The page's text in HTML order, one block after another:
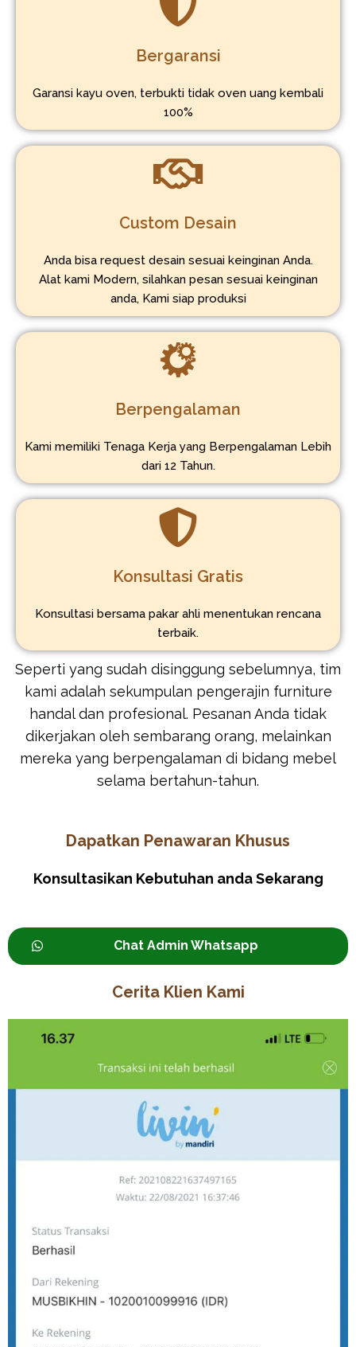
Bergaransi
Garansi kayu oven, terbukti tidak oven uang kembali
100%
Custom Desain
Anda bisa request desain sesuai keinginan Anda.
Alat kami Modern, silahkan pesan sesuai keinginan
anda, Kami siap produksi
Berpengalaman
Kami memiliki Tenaga Kerja yang Berpengalaman Lebih
dari 12 Tahun.
Konsultasi Gratis
Konsultasi bersama pakar ahli menentukan rencana
terbaik.
Seperti yang sudah disinggung sebelumnya, tim
kami adalah sekumpulan pengerajin furniture
handal dan profesional. Pesanan Anda tidak
dikerjakan oleh sembarang orang, melainkan
mereka yang berpengalaman di bidang mebel
selama bertahun-tahun.
Dapatkan Penawaran Khusus
Konsultasikan Kebutuhan anda Sekarang
Chat Admin Whatsapp
Cerita Klien Kami